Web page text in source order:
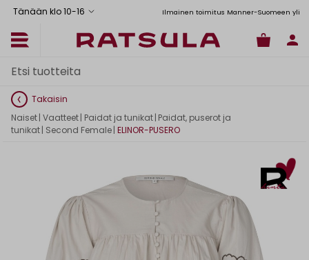
Tänään klo 10-16
Toimituskulut alk. 6,90€ Ilmainen toimitus Manner-Suomeen yli
Takaisin
Naiset| Vaatteet| Paidat ja tunikat | Paidat, puserot ja
tunikat| Second Female| ELINOR-PUSERO